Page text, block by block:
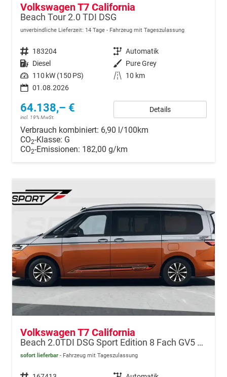
Volkswagen T7 California
Beach Tour 2.0 TDI DSG
unverbindliche Lieferzeit: 14 Tage Fahrzeug mit Tageszulassung
Fahrzeugnr. 183204 Getriebe Automatik
Kraftstoff Diesel Außenfarbe Pure Grey
Leistung 110 kW (150 PS) Kilometerstand
10 km
01.08.2026
64.138,– €
incl. 19% MwSt.
Details
Verbrauch kombiniert: 6,90 l/100km
CO2-Klasse: G
CO2-Emissionen: 182,00 g/km
Volkswagen T7 California
Beach 2.0TDI DSG Sport Edition 8 Fach GV5 Elegance+
sofort lieferbar Fahrzeug mit Tageszulassung